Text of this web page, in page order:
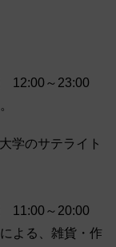
12:00～23:00
学のサテライト
11:00～20:00
よる、雑貨・作